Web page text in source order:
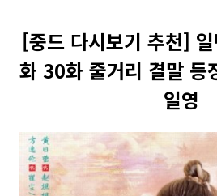
[중드 다시보기 추천]
화 30화 줄거리 결말 등
일영